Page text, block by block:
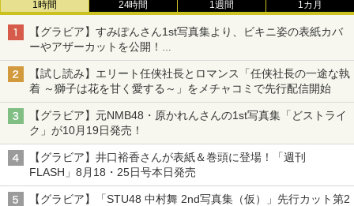
1時間 24時間 1週間 1カ月
【グラビア】すみぽんさん1st写真集より、ビキニ姿の表紙カバ
ーやアザーカットを公開！
タイトルは「offcourt（オフコート）」に決定
【試し読み】エリート任侠社長とロマンス「任侠社長の一途な執
着 ～獅子は花を甘く愛する～」をメチャコミで先行配信開始
【グラビア】元NMB48・原かれんさんの1st写真集「どストライ
ク」が10月19日発売！
【グラビア】井口裕香さんが表紙＆巻頭に登場！「週刊
FLASH」8月18・25日号本日発売
【グラビア】「STU48 中村舞 2nd写真集（仮）」先行カット第2